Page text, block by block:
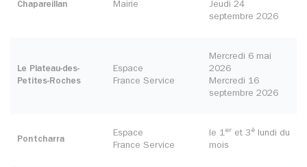
Chapareillan Mairie
Jeudi 24
septembre 2026
Le Plateau-des-
Petites-Roches
Espace
France Service
Mercredi 6 mai
2026
Mercredi 16
septembre 2026
Pontcharra
Espace
France Service
le 1er et 3 è lundi du
mois